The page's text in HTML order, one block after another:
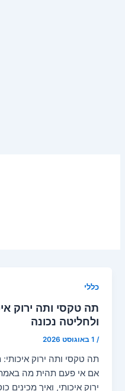
כללי
תה טקסי ותה ירוק
ולחליטה נכונה
/ 1 באוגוסט 2026
תה טקסי ותה ירוק
אם אי פעם תהית מה באמת
ירוק איכותי, ואיך מכינים